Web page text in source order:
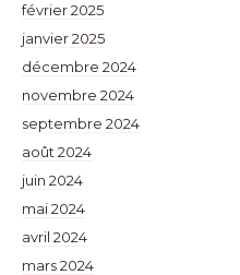
février 2025
janvier 2025
décembre 2024
novembre 2024
septembre 2024
août 2024
juin 2024
mai 2024
avril 2024
mars 2024